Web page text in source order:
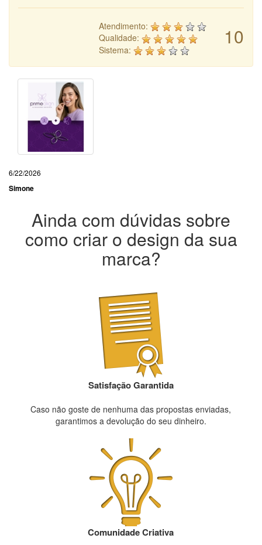
10
Atendimento:
Qualidade:
Sistema:
6/22/2026
Simone
Ainda com dúvidas sobre
como criar o design da sua
marca?
Satisfação Garantida
Caso não goste de nenhuma das propostas enviadas,
garantimos a devolução do seu dinheiro.
Comunidade Criativa